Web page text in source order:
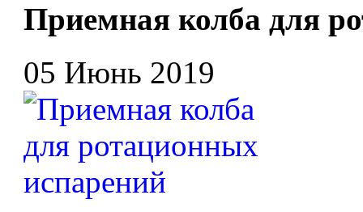
Приемная колба для
05 Июнь 2019